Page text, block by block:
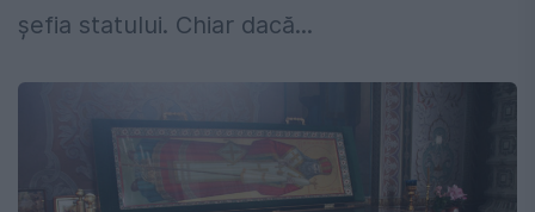
şefia statului. Chiar dacă...